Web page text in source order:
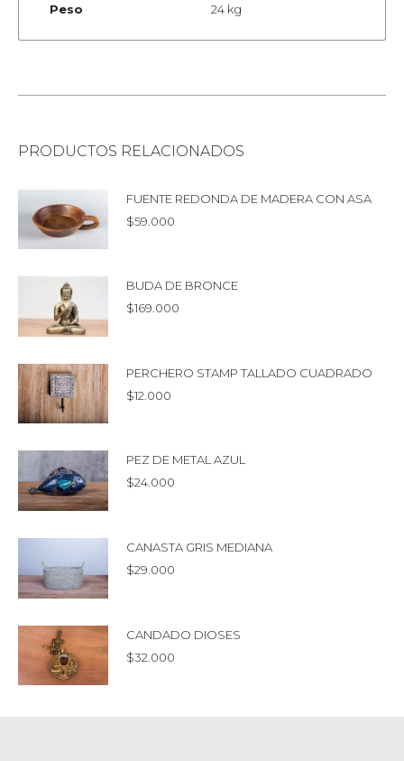
Peso 24 kg
PRODUCTOS RELACIONADOS
FUENTE REDONDA DE MADERA CON ASA
$59.000
BUDA DE BRONCE
$169.000
PERCHERO STAMP TALLADO CUADRADO
$12.000
PEZ DE METAL AZUL
$24.000
CANASTA GRIS MEDIANA
$29.000
CANDADO DIOSES
$32.000